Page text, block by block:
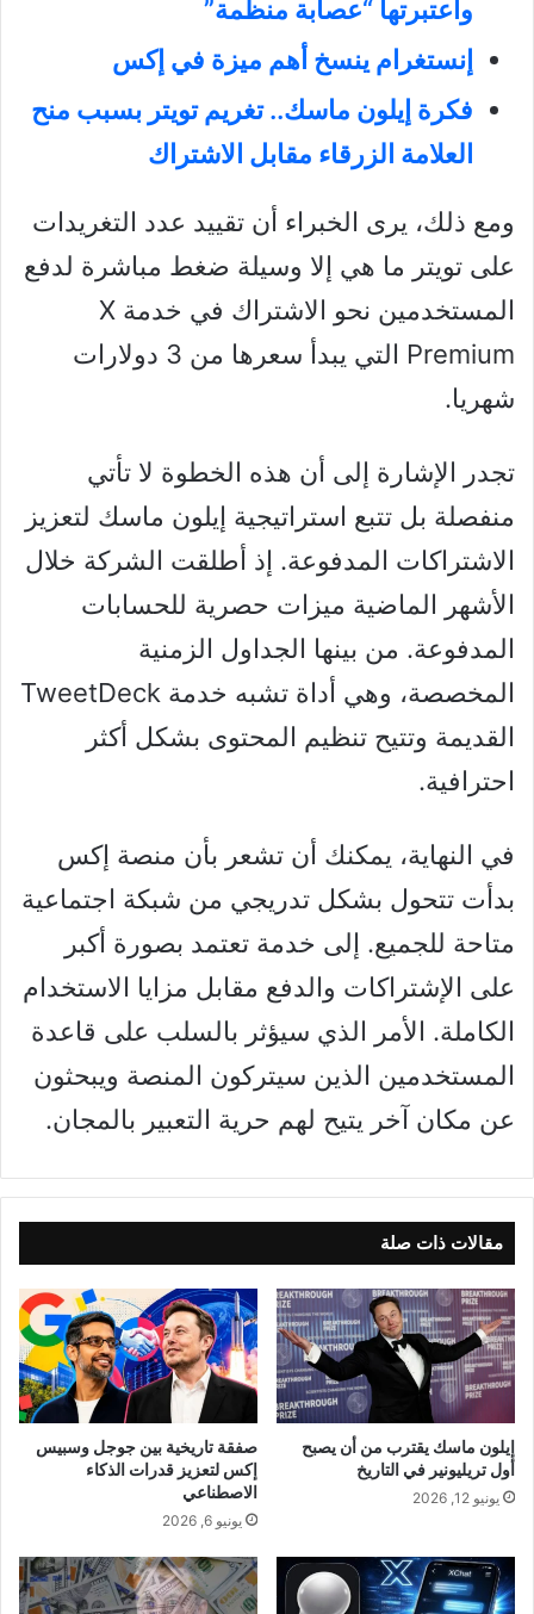
واعتبرتها “عصابة منظمة”
إنستغرام ينسخ أهم ميزة في إكس
فكرة إيلون ماسك.. تغريم تويتر بسبب منح
العلامة الزرقاء مقابل الاشتراك
ومع ذلك، يرى الخبراء أن تقييد عدد التغريدات
على تويتر ما هي إلا وسيلة ضغط مباشرة لدفع
المستخدمين نحو الاشتراك في خدمة X
Premium التي يبدأ سعرها من 3 دولارات
شهريا.
تجدر الإشارة إلى أن هذه الخطوة لا تأتي
منفصلة بل تتبع استراتيجية إيلون ماسك لتعزيز
الاشتراكات المدفوعة. إذ أطلقت الشركة خلال
الأشهر الماضية ميزات حصرية للحسابات
المدفوعة. من بينها الجداول الزمنية
المخصصة، وهي أداة تشبه خدمة TweetDeck
القديمة وتتيح تنظيم المحتوى بشكل أكثر
احترافية.
في النهاية، يمكنك أن تشعر بأن منصة إكس
بدأت تتحول بشكل تدريجي من شبكة اجتماعية
متاحة للجميع. إلى خدمة تعتمد بصورة أكبر
على الإشتراكات والدفع مقابل مزايا الاستخدام
الكاملة. الأمر الذي سيؤثر بالسلب على قاعدة
المستخدمين الذين سيتركون المنصة ويبحثون
عن مكان آخر يتيح لهم حرية التعبير بالمجان.
مقالات ذات صلة
إيلون ماسك يقترب من أن يصبح
أول تريليونير في التاريخ
يونيو 12, 2026
صفقة تاريخية بين جوجل وسبيس
إكس لتعزيز قدرات الذكاء
الاصطناعي
يونيو 6, 2026